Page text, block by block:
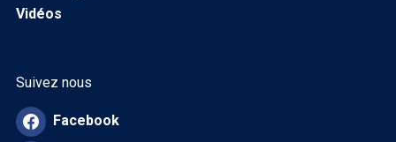
Vidéos
Suivez nous
Facebook